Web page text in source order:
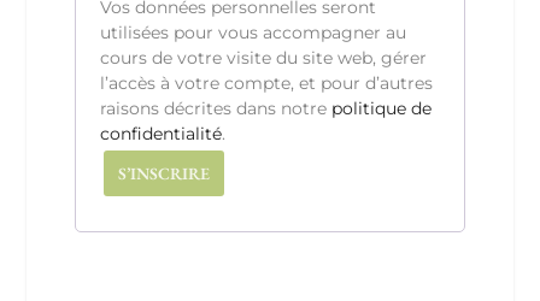
t
o
i
Vos données personnelles seront
utilisées pour vous accompagner au
cours de votre visite du site web, gérer
l’accès à votre compte, et pour d’autres
raisons décrites dans notre politique de
confidentialité.
S’INSCRIRE